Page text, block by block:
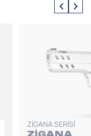
ZİGANA SERİSİ